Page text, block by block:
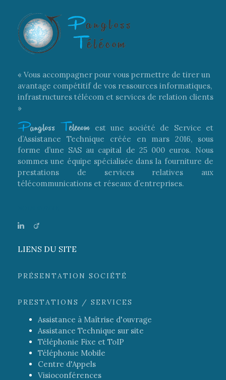
« Vous accompagner pour vous permettre de tirer un
avantage compétitif de vos ressources informatiques,
infrastructures télécom et services de relation clients
»
Pangloss Telecom est une société de Service et
d’Assistance Technique créée en mars 2016, sous
forme d’une SAS au capital de 25 000 euros. Nous
sommes une équipe spécialisée dans la fourniture de
prestations de services relatives aux
télécommunications et réseaux d’entreprises.
LIENS DU SITE
PRÉSENTATION SOCIÉTÉ
PRESTATIONS / SERVICES
Assistance à Maîtrise d'ouvrage
Assistance Technique sur site
Téléphonie Fixe et ToIP
Téléphonie Mobile
Centre d'Appels
Visioconférences